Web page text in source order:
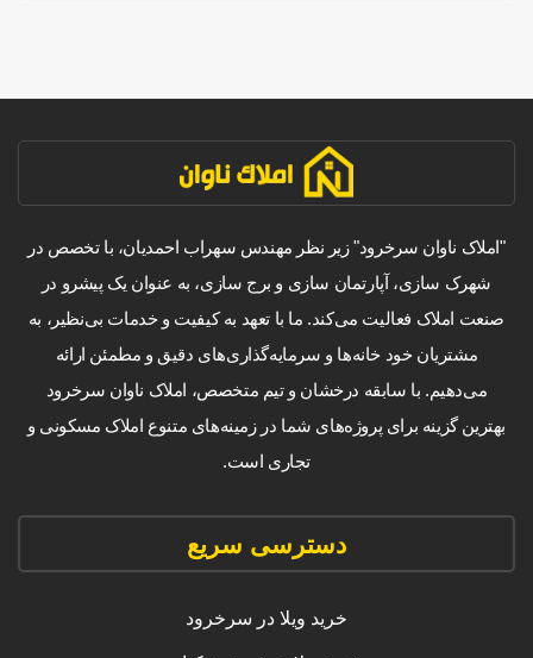
"املاک ناوان سرخرود" زیر نظر مهندس سهراب احمدیان، با تخصص در
شهرک سازی، آپارتمان سازی و برج سازی، به عنوان یک پیشرو در
صنعت املاک فعالیت می‌کند. ما با تعهد به کیفیت و خدمات بی‌نظیر، به
مشتریان خود خانه‌ها و سرمایه‌گذاری‌های دقیق و مطمئن ارائه
می‌دهیم. با سابقه درخشان و تیم متخصص، املاک ناوان سرخرود
بهترین گزینه برای پروژه‌های شما در زمینه‌های متنوع املاک مسکونی و
تجاری است.
دسترسی سریع
خرید ویلا در سرخرود